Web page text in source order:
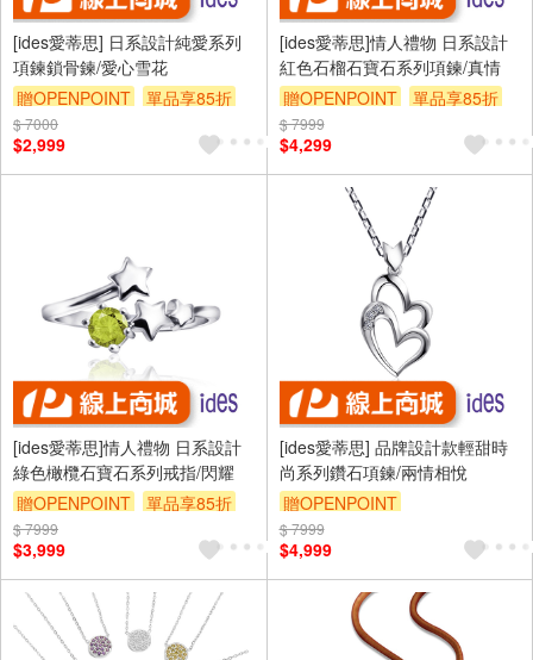
[ides愛蒂思] 日系設計純愛系列
項鍊鎖骨鍊/愛心雪花
贈OPENPOINT
單品享85折
$ 7000
$2,999
[ides愛蒂思]情人禮物 日系設計
紅色石榴石寶石系列項鍊/真情
贈OPENPOINT
單品享85折
$ 7999
$4,299
[ides愛蒂思]情人禮物 日系設計
綠色橄欖石寶石系列戒指/閃耀
贈OPENPOINT
單品享85折
$ 7999
$3,999
[ides愛蒂思] 品牌設計款輕甜時
尚系列鑽石項鍊/兩情相悅
贈OPENPOINT
$ 7999
$4,999